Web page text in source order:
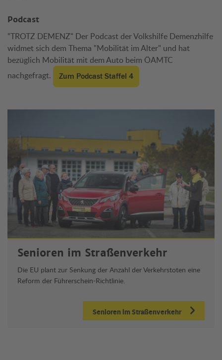
Podcast
"TROTZ DEMENZ" Der Podcast der Volkshilfe Demenzhilfe
widmet sich dem Thema "Mobilität im Alter" und hat
bezüglich Mobilität mit dem Auto beim ÖAMTC
nachgefragt.
Zum Podcast Staffel 4
Senioren im Straßenverkehr
Die EU plant zur Senkung der Anzahl der Verkehrstoten eine
Reform der Führerschein-Richtlinie.
Senioren im Straßenverkehr